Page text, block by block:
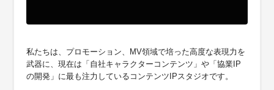
私たちは、プロモーション、MV領域で培った高度な表現力を
武器に、現在は「自社キャラクターコンテンツ」や「協業IP
の開発」に最も注力しているコンテンツIPスタジオです。